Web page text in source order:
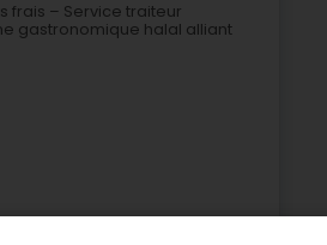
frais – Service traiteur
gastronomique halal alliant